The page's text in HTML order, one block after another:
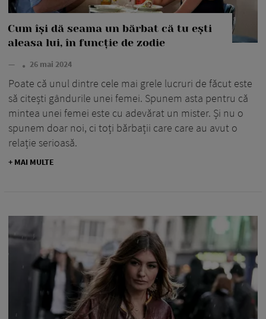
Cum își dă seama un bărbat că tu ești
aleasa lui, în funcție de zodie
— 26 mai 2024
Poate că unul dintre cele mai grele lucruri de făcut este
să citești gândurile unei femei. Spunem asta pentru că
mintea unei femei este cu adevărat un mister. Și nu o
spunem doar noi, ci toți bărbații care care au avut o
relație serioasă.
+ MAI MULTE